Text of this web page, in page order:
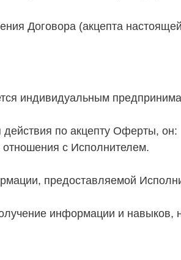
Договора (акцепта
индивидуальным
действия по акцепту Оферты, он:
с Исполнителем.
предоставляемой
информации и